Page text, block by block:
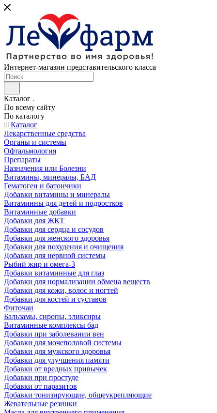
Интернет-магазин представительского класса
Каталог
По всему сайту
По каталогу
Каталог
Лекарственные средства
Органы и системы
Офтальмология
Препараты
Назначения или Болезни
Витамины, минералы, БАД
Гематоген и батончики
Добавки витамины и минералы
Витаминны для детей и подростков
Витаминные добавки
Добавки для ЖКТ
Добавки для сердца и сосудов
Добавки для женского здоровья
Добавки для похудения и очищения
Добавки для нервной системы
Рыбий жир и омега-3
Добавки витаминные для глаз
Добавки для нормализации обмена веществ
Добавки для кожи, волос и ногтей
Добавки для костей и суставов
Фиточаи
Бальзамы, сиропы, эликсиры
Витаминные комплексы бад
Добавки при заболевании вен
Добавки для мочеполовой системы
Добавки для мужского здоровья
Добавки для улучшения памяти
Добавки от вредных привычек
Добавки при простуде
Добавки от паразитов
Добавки тонизирующие, общеукрепляющие
Жевательные резинки